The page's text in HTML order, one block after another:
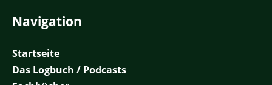
Navigation
Startseite
Das Logbuch / Podcasts